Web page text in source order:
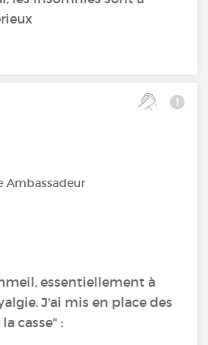
Ambassadeur
essentiellement à
J'ai mis en place des
casse" :